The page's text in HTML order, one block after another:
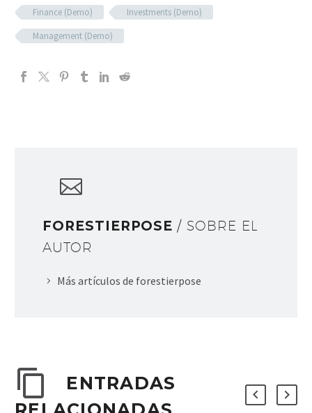
Finance (Demo)
Investments (Demo)
Management (Demo)
FORESTIERPOSE / SOBRE EL
AUTOR
Más artículos de forestierpose
ENTRADAS